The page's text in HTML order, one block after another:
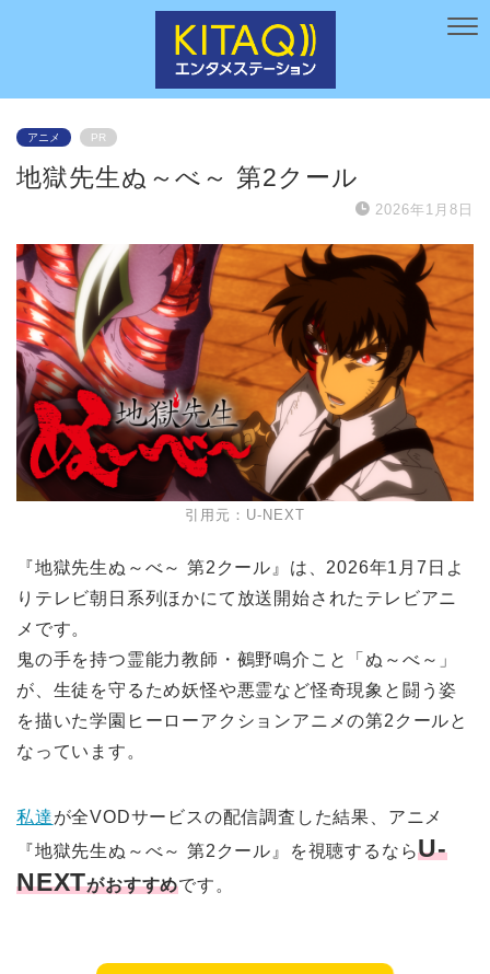
アニメ PR
地獄先生ぬ～べ～ 第2クール
2026年1月8日
引用元：U-NEXT
『地獄先生ぬ～べ～ 第2クール』は、2026年1月7日よ
りテレビ朝日系列ほかにて放送開始されたテレビアニ
メです。
鬼の手を持つ霊能力教師・鵺野鳴介こと「ぬ～べ～」
が、生徒を守るため妖怪や悪霊など怪奇現象と闘う姿
を描いた学園ヒーローアクションアニメの第2クールと
なっています。
私達が全VODサービスの配信調査した結果、アニメ
『地獄先生ぬ～べ～ 第2クール』を視聴するならU-
NEXTがおすすめです。